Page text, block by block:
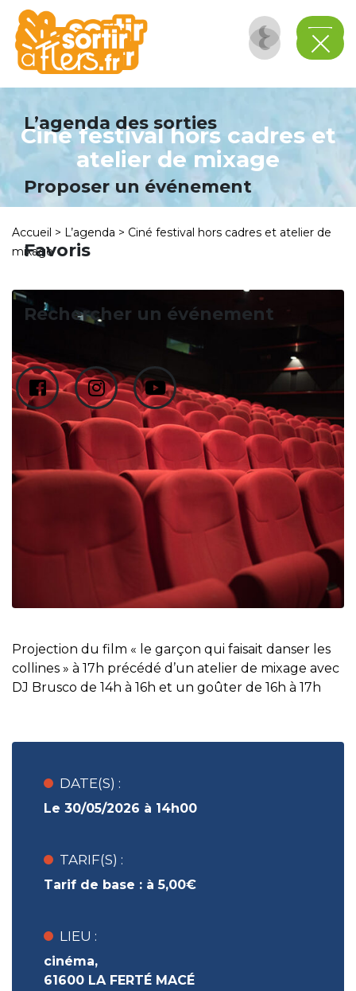
L’agenda des sorties
Proposer un événement
Favoris
Rechercher un événement
Ciné festival hors cadres et
atelier de mixage
Accueil > L’agenda > Ciné festival hors cadres et atelier de
mixage
Projection du film « le garçon qui faisait danser les
collines » à 17h précédé d’un atelier de mixage avec
DJ Brusco de 14h à 16h et un goûter de 16h à 17h
DATE(S) :
Le 30/05/2026 à 14h00
TARIF(S) :
Tarif de base : à 5,00€
LIEU :
cinéma,
61600 LA FERTÉ MACÉ
Panneau de gestion des cookies